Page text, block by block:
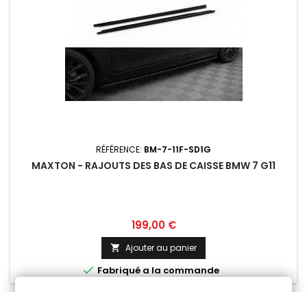
RÉFÉRENCE: BM-7-11F-SD1G
MAXTON - RAJOUTS DES BAS DE CAISSE BMW 7 G11
Prix
199,00 €
 Ajouter au panier
Fabriqué a la commande